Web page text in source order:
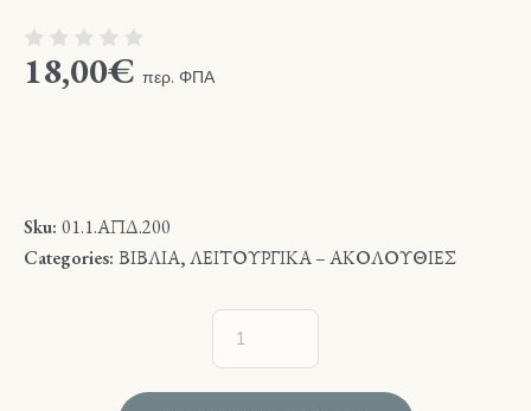
18,00€ περ. ΦΠΑ
Sku: 01.1.ΑΠΔ.200
Categories: ΒΙΒΛΙΑ,ΛΕΙΤΟΥΡΓΙΚΑ – ΑΚΟΛΟΥΘΙΕΣ